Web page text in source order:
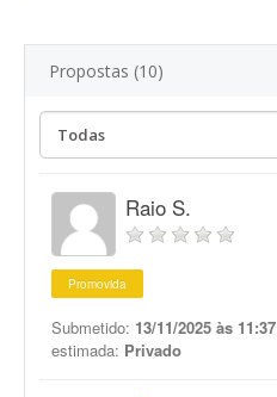
Propostas (10)
Raio S.
Promovida
Submetido: 13/11/2025 às 11:37
estimada: Privado